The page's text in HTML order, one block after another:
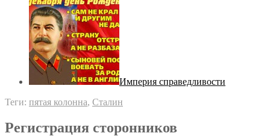
Империя справедливости
Теги: пятая колонна, Сталин
Регистрация сторонников